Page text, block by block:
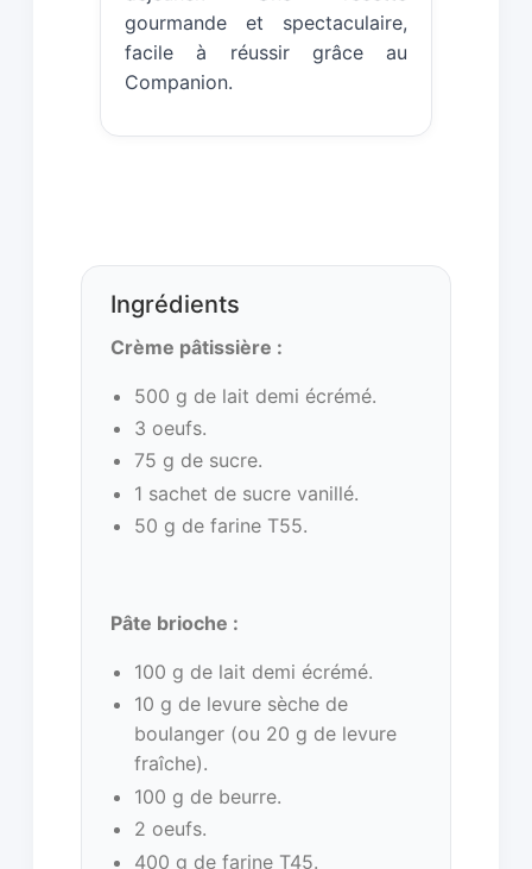
gourmande et spectaculaire,
facile à réussir grâce au
Companion.
Ingrédients
Crème pâtissière :
500 g de lait demi écrémé.
3 oeufs.
75 g de sucre.
1 sachet de sucre vanillé.
50 g de farine T55.
Pâte brioche :
100 g de lait demi écrémé.
10 g de levure sèche de
boulanger (ou 20 g de levure
fraîche).
100 g de beurre.
2 oeufs.
400 g de farine T45.